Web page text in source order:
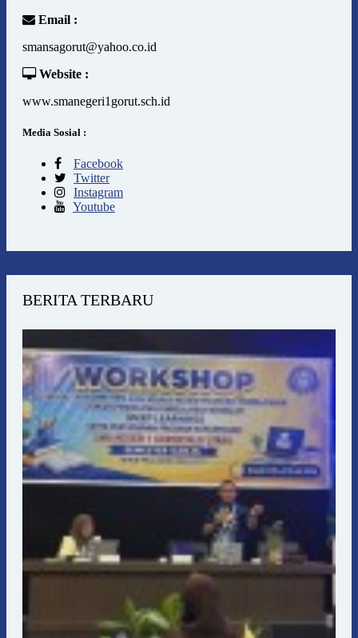
Email :
smansagorut@yahoo.co.id
Website :
www.smanegeri1gorut.sch.id
Media Sosial :
Facebook
Twitter
Instagram
Youtube
BERITA TERBARU